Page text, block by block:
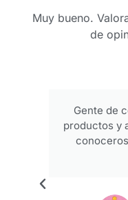
Muy bueno.
de
Gente de
productos y